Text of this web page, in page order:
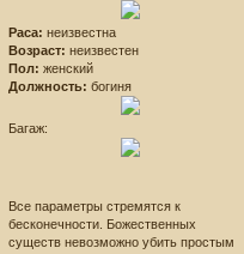
Раса: неизвестна
Возраст: неизвестен
Пол: женский
Должность: богиня
Багаж:
Все параметры стремятся к
бесконечности. Божественных
существ невозможно убить простым